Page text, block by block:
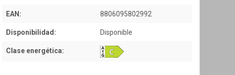
EAN: 8806095802992
Disponibilidad: Disponible
Clase energética: